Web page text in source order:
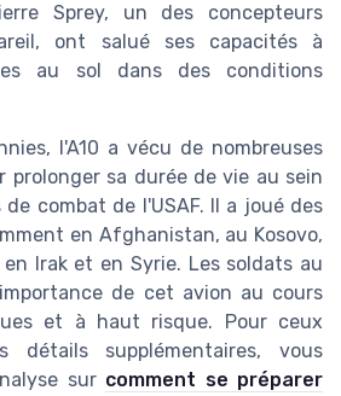
Sprey, un des concepteurs
ont salué ses capacités à
au sol dans des conditions
l'A10 a vécu de nombreuses
prolonger sa durée de vie au sein
combat de l'USAF. Il a joué des
en Afghanistan, au Kosovo,
Irak et en Syrie. Les soldats au
de cet avion au cours
et à haut risque. Pour ceux
détails supplémentaires, vous
sur comment se préparer